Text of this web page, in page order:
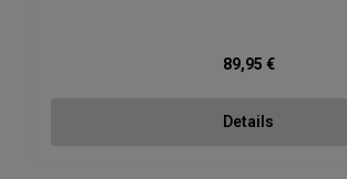
Regulärer Preis:
89,95 €
Details